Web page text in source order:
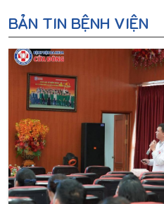
BẢN TIN BỆNH VIỆN